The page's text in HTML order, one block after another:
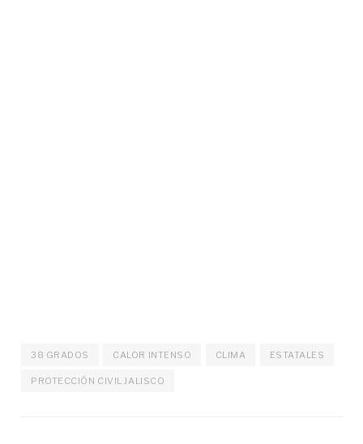
38 GRADOS CALOR INTENSO CLIMA ESTATALES
PROTECCIÓN CIVIL JALISCO